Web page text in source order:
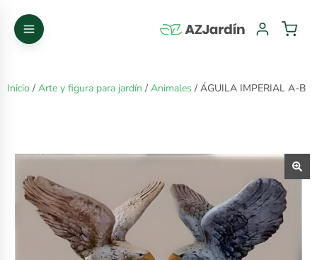
Inicio / Arte y figura para jardín / Animales / ÁGUILA IMPERIAL A-B